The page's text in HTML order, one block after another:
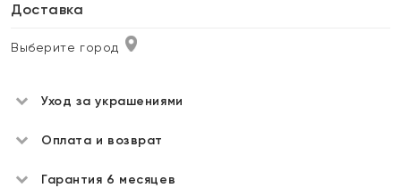
Доставка
Выберите город
Уход за украшениями
Оплата и возврат
Гарантия 6 месяцев